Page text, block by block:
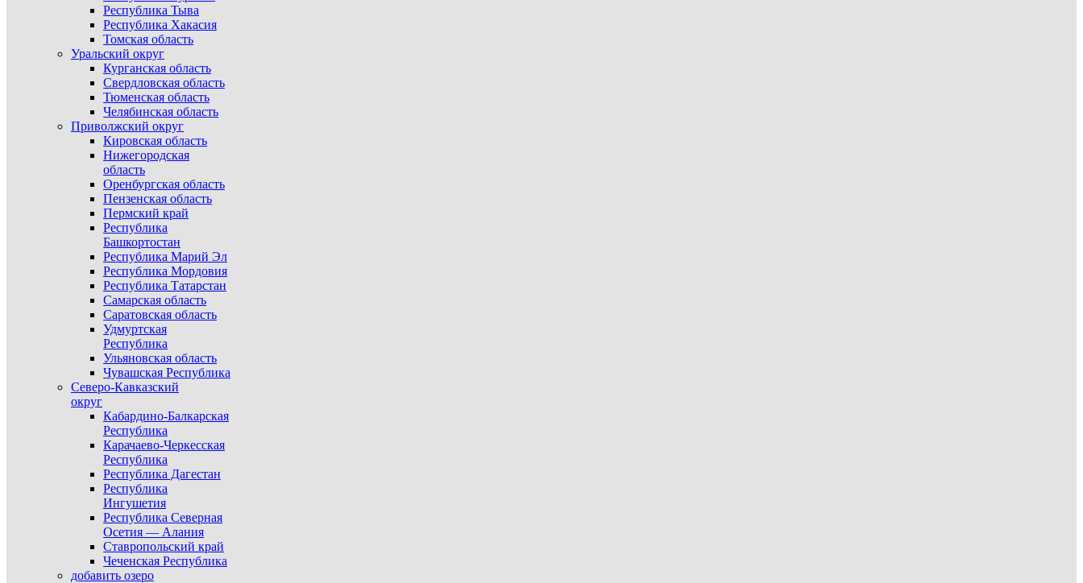
Республика Тыва
Республика Хакасия
Томская область
Уральский округ
Курганская область
Свердловская область
Тюменская область
Челябинская область
Приволжский округ
Кировская область
Нижегородская
область
Оренбургская область
Пензенская область
Пермский край
Республика
Башкортостан
Республика Марий Эл
Республика Мордовия
Республика Татарстан
Самарская область
Саратовская область
Удмуртская
Республика
Ульяновская область
Чувашская Республика
Северо-Кавказский
округ
Кабардино-Балкарская
Республика
Карачаево-Черкесская
Республика
Республика Дагестан
Республика
Ингушетия
Республика Северная
Осетия — Алания
Ставропольский край
Чеченская Республика
добавить озеро